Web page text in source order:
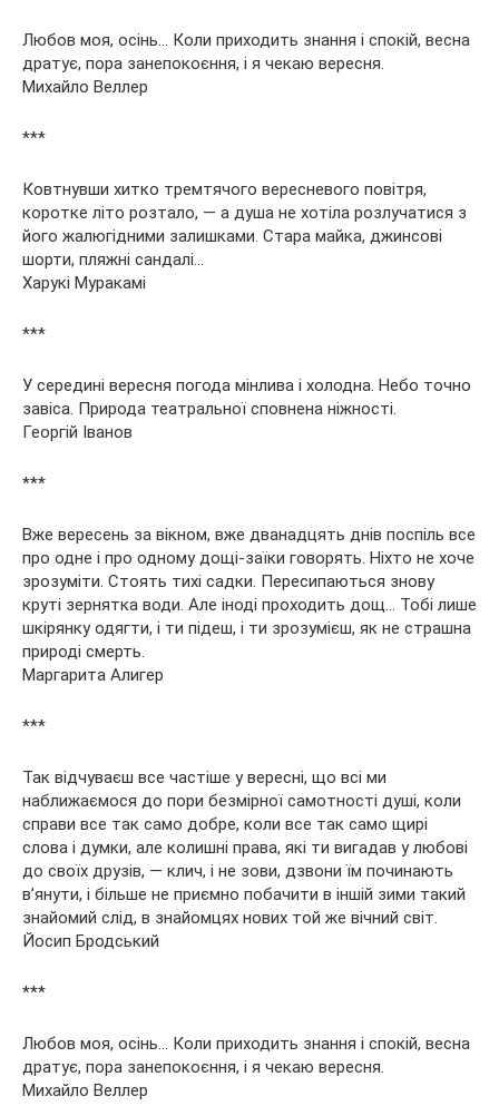
Любов моя, осінь… Коли приходить знання і спокій, весна
дратує, пора занепокоєння, і я чекаю вересня.
Михайло Веллер
***
Ковтнувши хитко тремтячого вересневого повітря,
коротке літо розтало, — а душа не хотіла розлучатися з
його жалюгідними залишками. Стара майка, джинсові
шорти, пляжні сандалі…
Харукі Муракамі
***
У середині вересня погода мінлива і холодна. Небо точно
завіса. Природа театральної сповнена ніжності.
Георгій Іванов
***
Вже вересень за вікном, вже дванадцять днів поспіль все
про одне і про одному дощі-заїки говорять. Ніхто не хоче
зрозуміти. Стоять тихі садки. Пересипаються знову
круті зернятка води. Але іноді проходить дощ… Тобі лише
шкірянку одягти, і ти підеш, і ти зрозумієш, як не страшна
природі смерть.
Маргарита Алигер
***
Так відчуваєш все частіше у вересні, що всі ми
наближаємося до пори безмірної самотності душі, коли
справи все так само добре, коли все так само щирі
слова і думки, але колишні права, які ти вигадав у любові
до своїх друзів, — клич, і не зови, дзвони їм починають
в’янути, і більше не приємно побачити в іншій зими такий
знайомий слід, в знайомцях нових той же вічний світ.
Йосип Бродський
***
Любов моя, осінь… Коли приходить знання і спокій, весна
дратує, пора занепокоєння, і я чекаю вересня.
Михайло Веллер